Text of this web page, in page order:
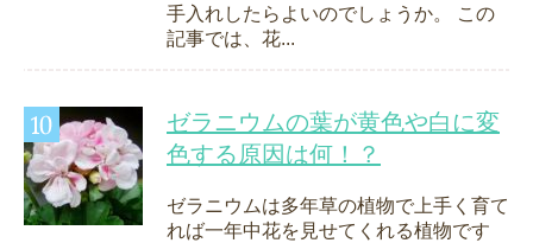
手入れしたらよいのでしょうか。 この
記事では、花...
ゼラニウムの葉が黄色や白に変
色する原因は何！？
ゼラニウムは多年草の植物で上手く育て
れば一年中花を見せてくれる植物です